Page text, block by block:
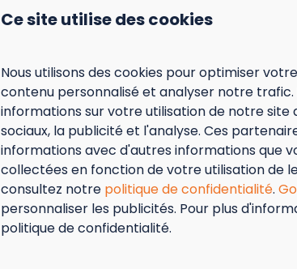
September =
Ce site utilise des cookies
Nous utilisons des cookies pour optimiser
contenu personnalisé et analyser notre
informations sur votre utilisation de notre site
sociaux, la publicité et l'analyse. Ces
informations avec d'autres informations que
collectées en fonction de votre utilisation de
consultez notre politique de confidentialité.
personnaliser les publicités. Pour plus
politique de confidentialité.